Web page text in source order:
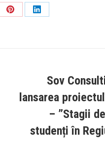
Share
Share
Sov
lansarea
– ”Stagii
studenți în